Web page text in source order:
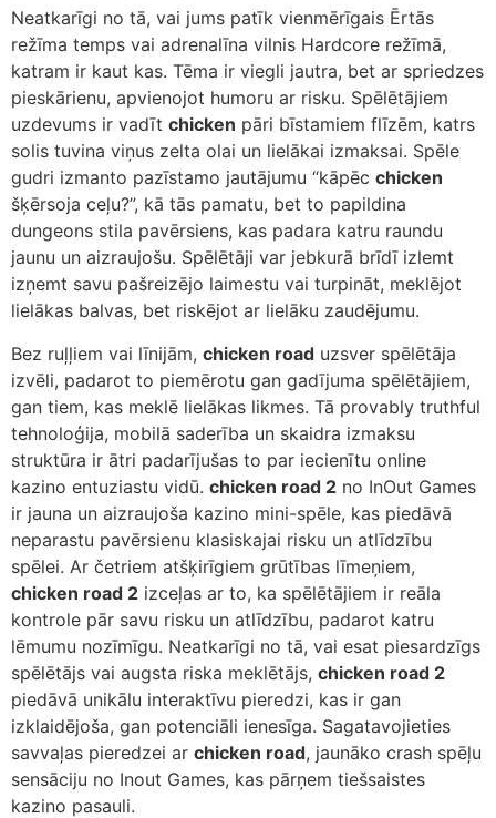
Neatkarīgi no tā, vai jums patīk vienmērīgais Ērtās
režīma temps vai adrenalīna vilnis Hardcore režīmā,
katram ir kaut kas. Tēma ir viegli jautra, bet ar spriedzes
pieskārienu, apvienojot humoru ar risku. Spēlētājiem
uzdevums ir vadīt chicken pāri bīstamiem flīzēm, katrs
solis tuvina viņus zelta olai un lielākai izmaksai. Spēle
gudri izmanto pazīstamo jautājumu “kāpēc chicken
šķērsoja ceļu?”, kā tās pamatu, bet to papildina
dungeons stila pavērsiens, kas padara katru raundu
jaunu un aizraujošu. Spēlētāji var jebkurā brīdī izlemt
izņemt savu pašreizējo laimestu vai turpināt, meklējot
lielākas balvas, bet riskējot ar lielāku zaudējumu.
Bez ruļļiem vai līnijām, chicken road uzsver spēlētāja
izvēli, padarot to piemērotu gan gadījuma spēlētājiem,
gan tiem, kas meklē lielākas likmes. Tā provably truthful
tehnoloģija, mobilā saderība un skaidra izmaksu
struktūra ir ātri padarījušas to par iecienītu online
kazino entuziastu vidū. chicken road 2 no InOut Games
ir jauna un aizraujoša kazino mini-spēle, kas piedāvā
neparastu pavērsienu klasiskajai risku un atlīdzību
spēlei. Ar četriem atšķirīgiem grūtības līmeņiem,
chicken road 2 izceļas ar to, ka spēlētājiem ir reāla
kontrole pār savu risku un atlīdzību, padarot katru
lēmumu nozīmīgu. Neatkarīgi no tā, vai esat piesardzīgs
spēlētājs vai augsta riska meklētājs, chicken road 2
piedāvā unikālu interaktīvu pieredzi, kas ir gan
izklaidējoša, gan potenciāli ienesīga. Sagatavojieties
savvaļas pieredzei ar chicken road, jaunāko crash spēļu
sensāciju no Inout Games, kas pārņem tiešsaistes
kazino pasauli.